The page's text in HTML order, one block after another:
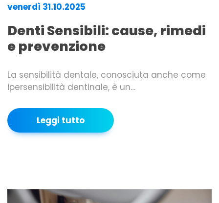
venerdì 31.10.2025
Denti Sensibili: cause, rimedi
e prevenzione
La sensibilità dentale, conosciuta anche come
ipersensibilità dentinale, è un…
Leggi tutto